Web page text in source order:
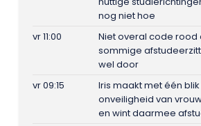
nog niet hoe
vr 11:00
Niet overal code rood
sommige
wel door
vr 09:15
Iris maakt met één
onveiligheid van
en wint daarmee